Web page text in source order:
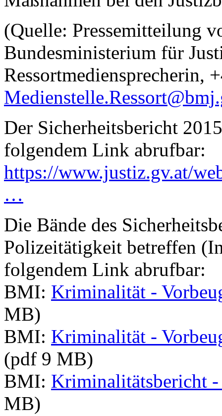
(Quelle: Pressemitteilung
Bundesministerium für
Ressortmediensprecherin,
Der Sicherheitsbericht
folgendem Link abrufbar:
https://www.justiz.gv.at/
…
Die Bände des
Polizeitätigkeit betreffen
folgendem Link abrufbar:
BMI: Kriminalität -
MB)
BMI: Kriminalität -
(pdf 9 MB)
BMI: Kriminalitätsbericht
MB)